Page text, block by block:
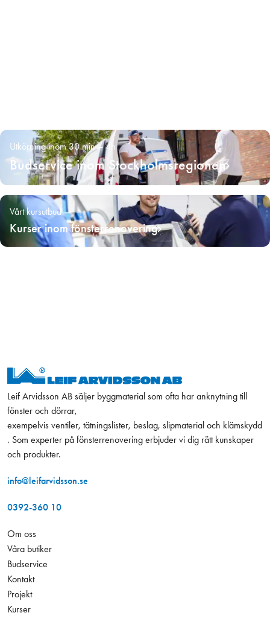
Utkörning inom 30 min – 4h
Budservice inom Stockholmsregionen
Vårt kursutbud
Kurser inom fönsterrenovering
Leif Arvidsson AB säljer byggmaterial som ofta har anknytning till
fönster och dörrar,
exempelvis ventiler, tätningslister, beslag, slipmaterial och klämskydd
. Som experter på fönsterrenovering erbjuder vi dig rätt kunskaper
och produkter.
info@leifarvidsson.se
0392-360 10
Om oss
Våra butiker
Budservice
Kontakt
Projekt
Kurser